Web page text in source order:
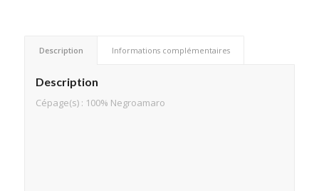
Description Informations complémentaires
Description
Cépage(s) : 100% Negroamaro